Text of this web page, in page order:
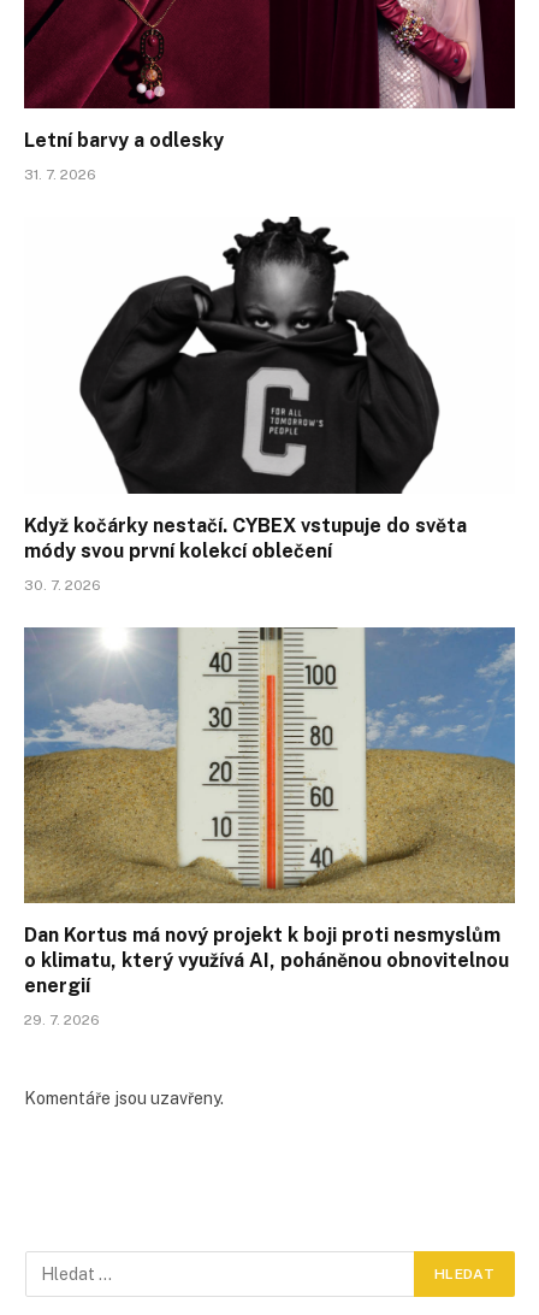
Letní barvy a odlesky
31. 7. 2026
Když kočárky nestačí. CYBEX vstupuje do světa
módy svou první kolekcí oblečení
30. 7. 2026
Dan Kortus má nový projekt k boji proti nesmyslům
o klimatu, který využívá AI, poháněnou obnovitelnou
energií
29. 7. 2026
Komentáře jsou uzavřeny.